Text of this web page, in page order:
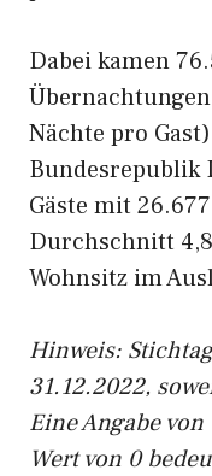
Dabei kamen
Nächte pro
Bundesrepublik
Gäste mit
Durchschnitt
Wohnsitz im
Hinweis:
31.12.2022,
Eine Angabe
Wert von 0